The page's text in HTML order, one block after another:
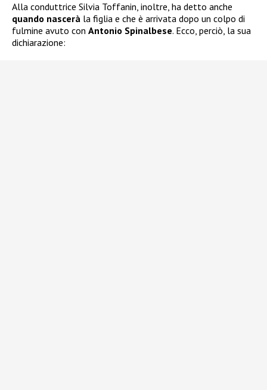
Alla conduttrice Silvia Toffanin, inoltre, ha detto anche
quando nascerà la figlia e che è arrivata dopo un colpo di
fulmine avuto con Antonio Spinalbese. Ecco, perciò, la sua
dichiarazione: